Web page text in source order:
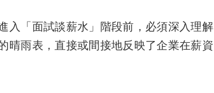
入「面試談薪水」階段前，必須深入理解
晴雨表，直接或間接地反映了企業在薪資